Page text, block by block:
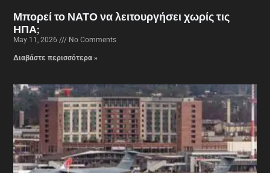
Μπορεί το ΝΑΤΟ να λειτουργήσει χωρίς τις
ΗΠΑ;
May 11, 2026 No Comments
Διαβάστε περισσότερα »